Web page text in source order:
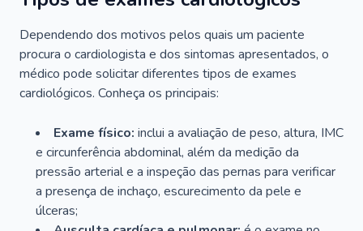
Dependendo dos motivos pelos quais um paciente
procura o cardiologista e dos sintomas apresentados, o
médico pode solicitar diferentes tipos de exames
cardiológicos. Conheça os principais:
Exame físico: inclui a avaliação de peso, altura, IMC
e circunferência abdominal, além da medição da
pressão arterial e a inspeção das pernas para verificar
a presença de inchaço, escurecimento da pele e
úlceras;